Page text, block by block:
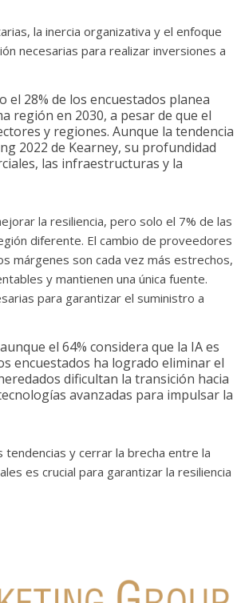
la inercia organizativa y el enfoque
necesarias para realizar inversiones a
el 28% de los encuestados planea
región en 2030, a pesar de que el
y regiones. Aunque la tendencia
2022 de Kearney, su profundidad
las infraestructuras y la
la resiliencia, pero solo el 7% de las
diferente. El cambio de proveedores
márgenes son cada vez más estrechos,
y mantienen una única fuente.
para garantizar el suministro a
el 64% considera que la IA es
encuestados ha logrado eliminar el
dificultan la transición hacia
avanzadas para impulsar la
y cerrar la brecha entre la
es crucial para garantizar la resiliencia